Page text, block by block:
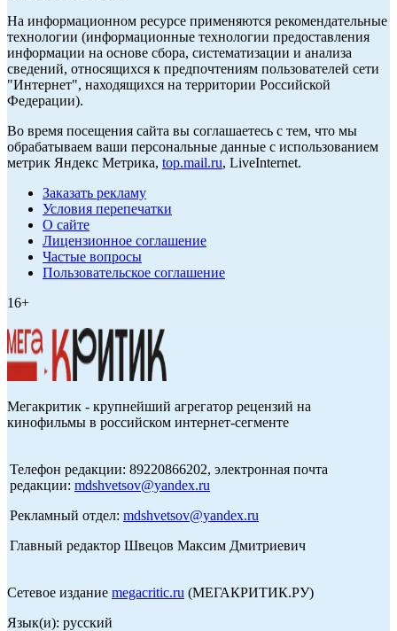
На информационном ресурсе применяются рекомендательные
технологии (информационные технологии предоставления
информации на основе сбора, систематизации и анализа
сведений, относящихся к предпочтениям пользователей сети
"Интернет", находящихся на территории Российской
Федерации).
Во время посещения сайта вы соглашаетесь с тем, что мы
обрабатываем ваши персональные данные с использованием
метрик Яндекс Метрика, top.mail.ru, LiveInternet.
Заказать рекламу
Условия перепечатки
О сайте
Лицензионное соглашение
Частые вопросы
Пользовательское соглашение
16+
Мегакритик - крупнейший агрегатор рецензий на
кинофильмы в российском интернет-сегменте
Телефон редакции: 89220866202, электронная почта
редакции: mdshvetsov@yandex.ru
Рекламный отдел: mdshvetsov@yandex.ru
Главный редактор Швецов Максим Дмитриевич
Сетевое издание megacritic.ru (МЕГАКРИТИК.РУ)
Язык(и): русский